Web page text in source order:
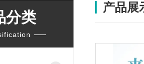
分类
产品展